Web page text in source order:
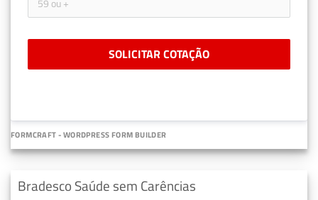
SOLICITAR COTAÇÃO
FORMCRAFT - WORDPRESS FORM BUILDER
Bradesco Saúde sem Carências